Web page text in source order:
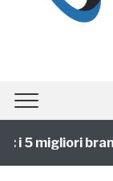
5 migliori brand